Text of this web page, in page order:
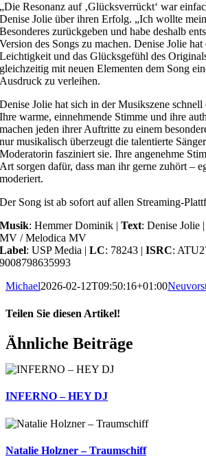
„Die Resonanz auf ‚Glücksverrückt‘ war
Denise Jolie über ihren Erfolg. „Ich wollte
Besonderes zurückgeben und habe deshalb
Version des Songs zu machen. Denise Jolie hat
Leichtigkeit und das Glücksgefühl des
gleichzeitig mit neuen Elementen dem Song
Ausdruck zu verleihen.
Denise Jolie hat sich in der Musikszene schnell
Ihre warme, einnehmende Stimme und ihre
machen jeden ihrer Auftritte zu einem
nur musikalisch überzeugt die talentierte
Moderatorin fasziniert sie. Ihre angenehme
Art sorgen dafür, dass man ihr gerne zuhört –
moderiert.
Der Song ist ab sofort auf allen Streaming-
Musik: Hemmer Dominik |Text: Denise Jolie
MV / Melodica MV
Label: USP Media |LC: 78243 |ISRC:
9008798635993
Michael2026-02-12T09:50:16+01:00
Teilen Sie diesen Artikel!
Facebook
X
Reddit
LinkedIn
WhatsApp
Telegram
Tumblr
Pinterest
Vk
Xing
E-
Mail
Ähnliche Beiträge
INFERNO – HEY DJ
Natalie Holzner – Traumschiff